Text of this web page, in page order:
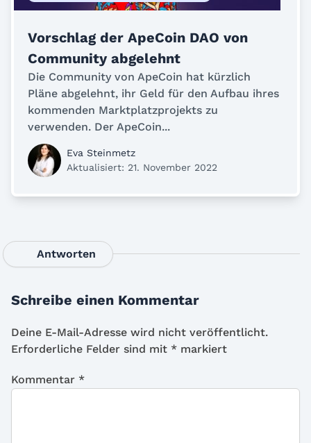
Vorschlag der ApeCoin DAO von
Community abgelehnt
Die Community von ApeCoin hat kürzlich
Pläne abgelehnt, ihr Geld für den Aufbau ihres
kommenden Marktplatzprojekts zu
verwenden. Der ApeCoin...
Eva Steinmetz
Aktualisiert: 21. November 2022
Antworten
Schreibe einen Kommentar
Deine E-Mail-Adresse wird nicht veröffentlicht.
Erforderliche Felder sind mit * markiert
Kommentar *